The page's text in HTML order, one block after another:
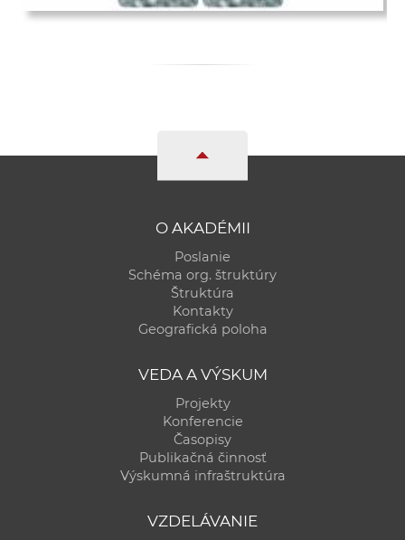
O AKADÉMII
Poslanie
Schéma org. štruktúry
Štruktúra
Kontakty
Geografická poloha
VEDA A VÝSKUM
Projekty
Konferencie
Časopisy
Publikačná činnosť
Výskumná infraštruktúra
VZDELÁVANIE